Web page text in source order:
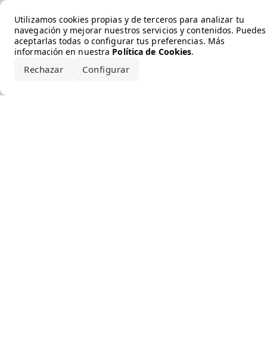
Utilizamos cookies propias y de terceros para analizar tu
navegación y mejorar nuestros servicios y contenidos. Puedes
aceptarlas todas o configurar tus preferencias. Más
información en nuestra Política de Cookies.
Rechazar Configurar
Error loading the brand